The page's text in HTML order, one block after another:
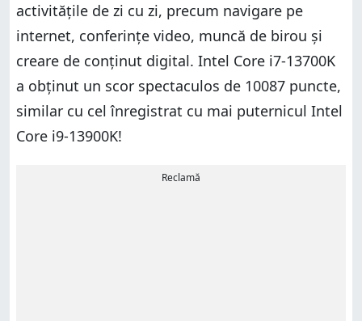
activitățile de zi cu zi, precum navigare pe
internet, conferințe video, muncă de birou și
creare de conținut digital. Intel Core i7-13700K
a obținut un scor spectaculos de 10087 puncte,
similar cu cel înregistrat cu mai puternicul Intel
Core i9-13900K!
Reclamă